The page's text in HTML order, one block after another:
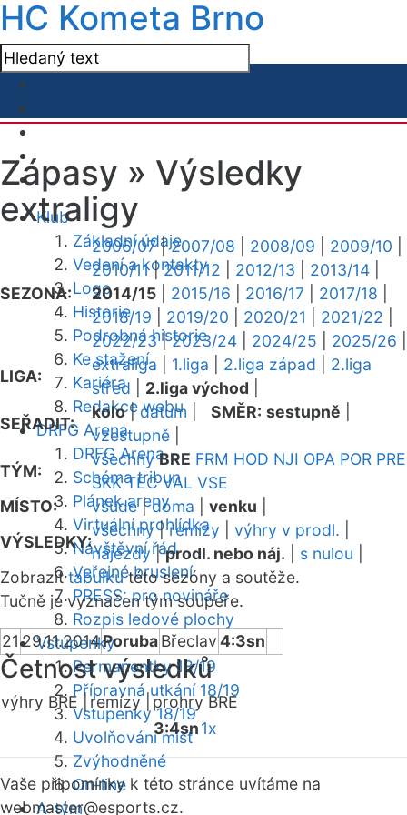
HC Kometa Brno
Klub
Základní údaje
Vedení a kontakty
Logo
Historie
Podrobná historie
Ke stažení
Kariéra
Redakce webu
DRFG Arena
DRFG Arena
Schéma tribun
Plánek areny
Virtuální prohlídka
Návštěvní řád
Veřejné bruslení
PRESS: pro novináře
Rozpis ledové plochy
Vstupenky
Permanentky 18/19
Přípravná utkání 18/19
Vstupenky 18/19
Uvolňování míst
Zvýhodněné
On-line
A-tým
Zápasy » Výsledky
extraligy
SEZONA:
2006/07|2007/08 2008/09 2009/10
2010/11|2011/12 2012/13 2013/14
2014/15
2015/16 2016/17 2017/18
2018/19
2019/20 2020/21 2021/22
2022/23|2023/24 2024/25 2025/26
LIGA:
extraliga 1.liga 2.liga západ
2.liga
střed
2.liga východ
SEŘADIT:
kolo|datum SMĚR: sestupně
vzestupně
TÝM:
všechny BRE FRM HOD NJI OPA POR PRE
SKK TEC VAL VSE
MÍSTO:
všude|doma venku
VÝSLEDKY:
všechny|remízy výhry v prodl.
nájezdy|prodl. nebo náj. s nulou
Zobrazittabulkutéto sezóny a soutěže.
Tučně je vyznačen tým soupeře.
21 29.11.2014PorubaBřeclav4:3sn
Četnost výsledků
výhry BRE | remízy | prohry BRE
3:4sn1x
Vaše připomínky k této stránce uvítáme na
webmaster@esports.cz.